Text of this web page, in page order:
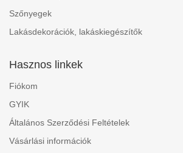
Szőnyegek
Lakásdekorációk, lakáskiegészítők
Hasznos linkek
Fiókom
GYIK
Általános Szerződési Feltételek
Vásárlási információk